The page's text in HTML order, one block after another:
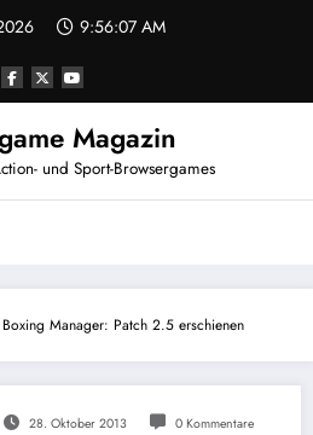
9:56:07 AM
Magazin
und Sport-Browsergames
Manager: Patch 2.5 erschienen
28. Oktober 2013 0 Kommentare